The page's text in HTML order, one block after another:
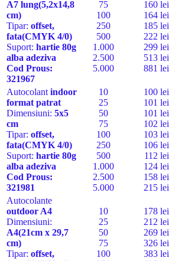
A7 lung(5,2x14,8
cm)
Tipar: offset,
fata(CMYK 4/0)
Suport: hartie 80g
alba adeziva
Cod Prous:
321967
75
100
250
500
1.000
2.500
5.000
160 lei
164 lei
185 lei
222 lei
299 lei
513 lei
881 lei
Autocolant indoor
format patrat
Dimensiuni: 5x5
cm
Tipar: offset,
fata(CMYK 4/0)
Suport: hartie 80g
alba adeziva
Cod Prous:
321981
10
25
50
75
100
250
500
1.000
2.500
5.000
100 lei
101 lei
101 lei
102 lei
103 lei
106 lei
112 lei
124 lei
158 lei
215 lei
Autocolante
outdoor A4
Dimensiuni:
A4(21cm x 29,7
cm)
Tipar: offset,
10
25
50
75
100
178 lei
212 lei
269 lei
326 lei
383 lei